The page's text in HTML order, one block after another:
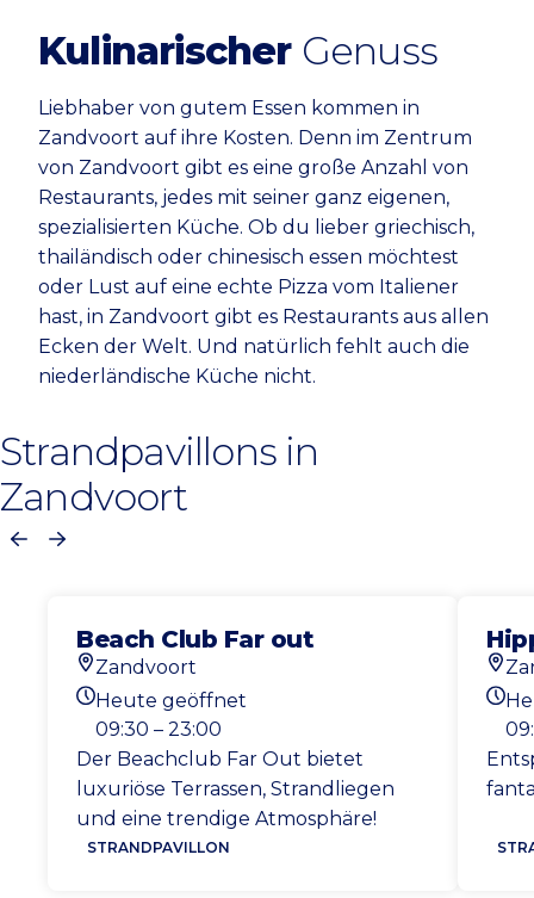
Kulinarischer Genuss
Liebhaber von gutem Essen kommen in
Zandvoort auf ihre Kosten. Denn im Zentrum
von Zandvoort gibt es eine große Anzahl von
Restaurants, jedes mit seiner ganz eigenen,
spezialisierten Küche. Ob du lieber griechisch,
thailändisch oder chinesisch essen möchtest
oder Lust auf eine echte Pizza vom Italiener
hast, in Zandvoort gibt es Restaurants aus allen
Ecken der Welt. Und natürlich fehlt auch die
niederländische Küche nicht.
Strandpavillons in
Zandvoort
Vorherige
Nächste
Beach Club Far out
Standort
Zandvoort
Heutigen Öffnungszeiten
Heute geöffnet
09:30 – 23:00
Der Beachclub Far Out bietet
luxuriöse Terrassen, Strandliegen
und eine trendige Atmosphäre!
STRANDPAVILLON